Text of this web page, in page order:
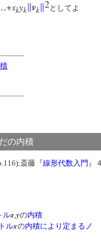
+xkyk vk
2としてよ
だの内積
斎藤『線形代数入門 』
ルx yの内積
ルxの内積により定まるノ